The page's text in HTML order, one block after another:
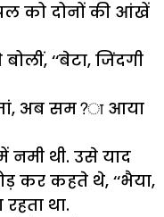
को दोनों की आंखें
बोलीं, ‘‘बेटा, जिंदगी
, अब सम? आया
नमी थी. उसे याद
कर कहते थे, ‘‘भैया,
रहता था.